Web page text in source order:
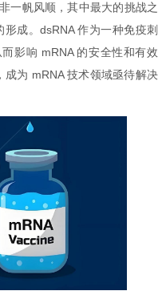
一帆风顺，其中最大的挑战之
成。dsRNA 作为一种免疫刺
影响 mRNA 的安全性和有效
为 mRNA 技术领域亟待解决